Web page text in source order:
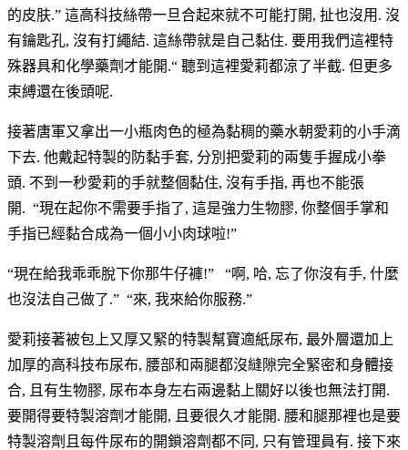
的皮肤.” 這高科技絲帶一旦合起來就不可能打開, 扯也沒用. 沒
有鑰匙孔, 沒有打繩結. 這絲帶就是自己黏住. 要用我們這裡特
殊器具和化學藥劑才能開.“ 聽到這裡愛莉都涼了半截. 但更多
束縛還在後頭呢.
接著唐軍又拿出一小瓶肉色的極為黏稠的藥水朝愛莉的小手滴
下去. 他戴起特製的防黏手套, 分別把愛莉的兩隻手握成小拳
頭. 不到一秒愛莉的手就整個黏住, 沒有手指, 再也不能張
開. “現在起你不需要手指了, 這是強力生物膠, 你整個手掌和
手指已經黏合成為一個小小肉球啦!”
“現在給我乖乖脫下你那牛仔褲!” “啊, 哈, 忘了你沒有手, 什麼
也沒法自己做了.” “來, 我來給你服務.”
愛莉接著被包上又厚又緊的特製幫寶適紙尿布, 最外層還加上
加厚的高科技布尿布, 腰部和兩腿都沒縫隙完全緊密和身體接
合, 且有生物膠, 尿布本身左右兩邊黏上關好以後也無法打開.
要開得要特製溶劑才能開, 且要很久才能開. 腰和腿那裡也是要
特製溶劑且每件尿布的開鎖溶劑都不同, 只有管理員有. 接下來